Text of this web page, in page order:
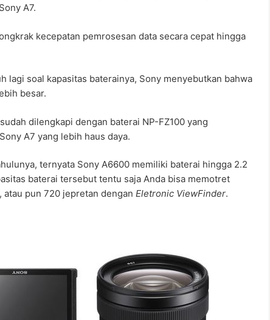
A7.
kecepatan pemrosesan data secara cepat hingga
lagi soal kapasitas baterainya, Sony menyebutkan bahwa
besar.
dilengkapi dengan baterai NP-FZ100 yang
A7 yang lebih haus daya.
ternyata Sony A6600 memiliki baterai hingga 2.2
baterai tersebut tentu saja Anda bisa memotret
atau pun 720 jepretan dengan Eletronic ViewFinder.